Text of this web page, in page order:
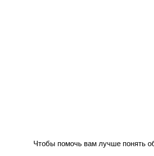
Чтобы помочь вам лучше понять